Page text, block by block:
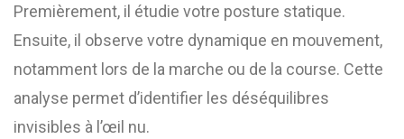
Premièrement, il étudie votre posture statique.
Ensuite, il observe votre dynamique en mouvement,
notamment lors de la marche ou de la course. Cette
analyse permet d’identifier les déséquilibres
invisibles à l’œil nu.